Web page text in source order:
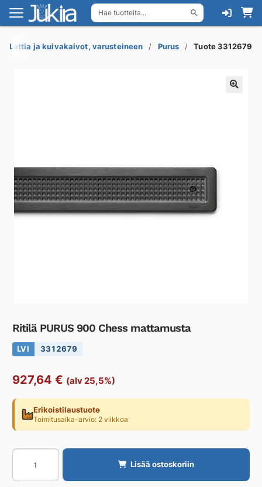
Hae tuotteita...
Siirry
navigointiin
Siirry
sisältöön
Lattia ja kuivakaivot, varusteineen Purus Tuote 3312679
Ritilä PURUS 900 Chess mattamusta
LVI 3312679
927,64 € (alv 25,5%)
Erikoistilaustuote
Toimitusaika-arvio: 2 viikkoa
Ritilä
PURUS
900
Lisää ostoskoriin